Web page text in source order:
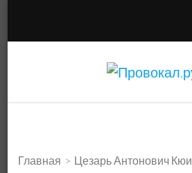
Главная > Цезарь Антонович Кюи